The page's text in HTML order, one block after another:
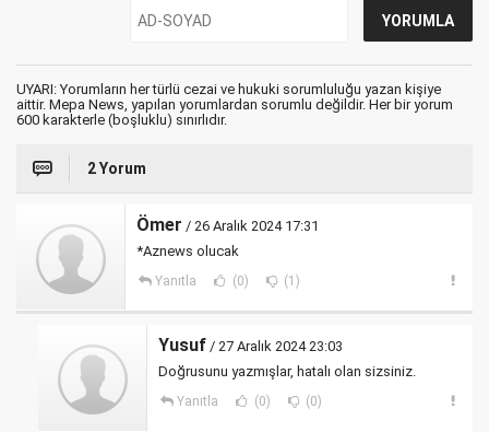
UYARI: Yorumların her türlü cezai ve hukuki sorumluluğu yazan kişiye
aittir. Mepa News, yapılan yorumlardan sorumlu değildir. Her bir yorum
600 karakterle (boşluklu) sınırlıdır.
2 Yorum
Ömer / 26 Aralık 2024 17:31
*Aznews olucak
Yanıtla (0) (1)
Yusuf / 27 Aralık 2024 23:03
Doğrusunu yazmışlar, hatalı olan sizsiniz.
Yanıtla (0) (0)